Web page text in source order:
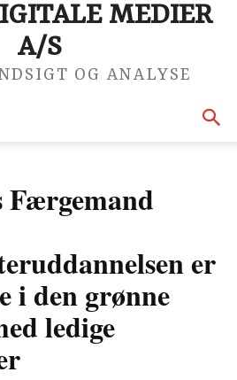
MEDIER
A/S
OG ANALYSE
Færgemand
er
i den grønne
ledige